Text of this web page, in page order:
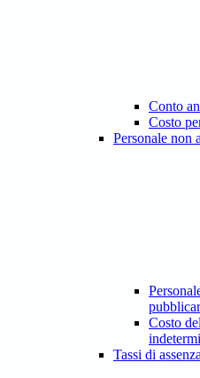
Conto
Costo
Personale non
Costo
Tassi di assenza